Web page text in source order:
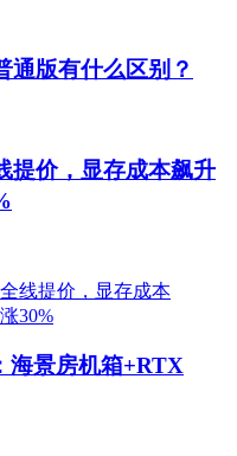
通版有什么区别？
提价，显存成本飙升
海景房机箱+RTX